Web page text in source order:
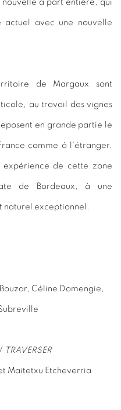
nouvelle à part entière, qui
avec une nouvelle
de Margaux sont
au travail des vignes
en grande partie le
comme à l’étranger.
de cette zone
de Bordeaux, à une
naturel exceptionnel.
Céline Domengie,
TRAVERSER
Maitetxu Etcheverria